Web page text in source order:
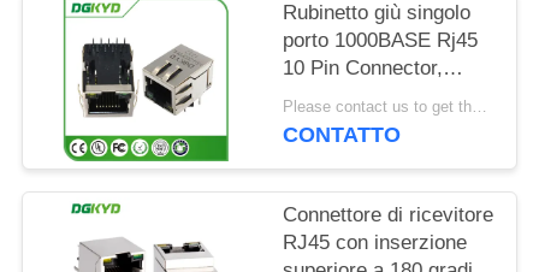
Rubinetto giù singolo
porto 1000BASE Rj45
10 Pin Connector,
connettore modulare
Rj45 con principale
Please contact us to get the latest price. MOQ:1 pezzo
CONTATTO
Connettore di ricevitore
RJ45 con inserzione